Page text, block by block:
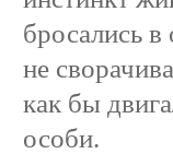
бросались
не
как бы
особи.